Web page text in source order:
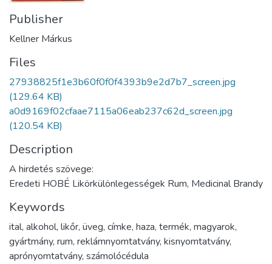
Publisher
Kellner Márkus
Files
27938825f1e3b60f0f0f4393b9e2d7b7_screen.jpg
(129.64 KB)
a0d9169f02cfaae7115a06eab237c62d_screen.jpg
(120.54 KB)
Description
A hirdetés szövege:
Eredeti HOBÉ Likörkülönlegességek Rum, Medicinal Brandy
Keywords
ital, alkohol, likőr, üveg, címke, haza, termék, magyarok,
gyártmány, rum, reklámnyomtatvány, kisnyomtatvány,
aprónyomtatvány, számolócédula